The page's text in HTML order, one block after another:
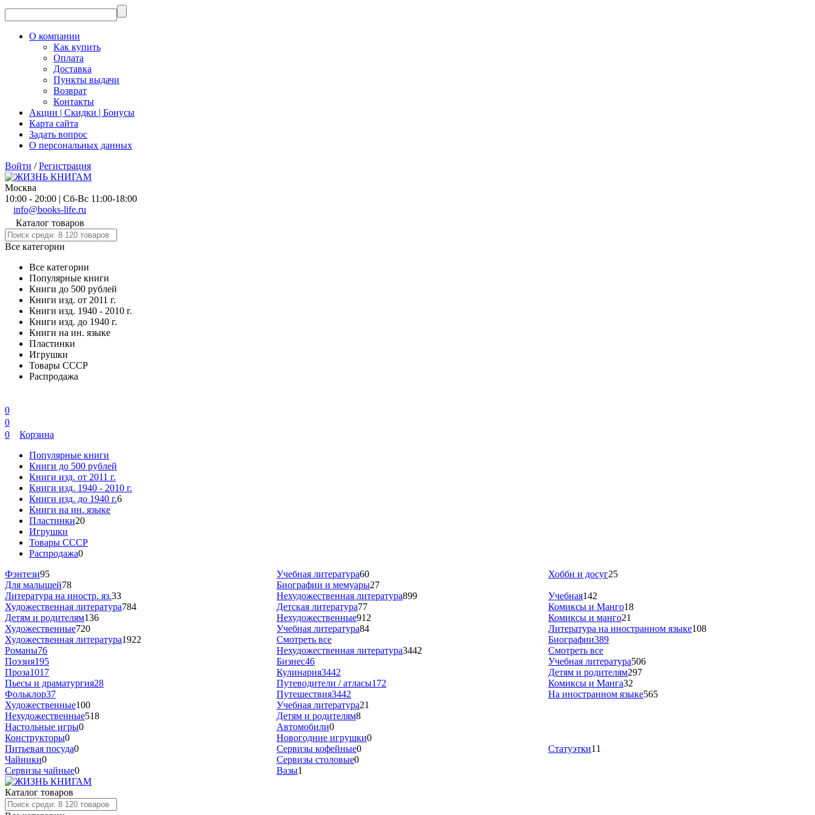
О компании
Как купить
Оплата
Доставка
Пункты выдачи
Возврат
Контакты
Акции | Скидки | Бонусы
Карта сайта
Задать вопрос
О персональных данных
Войти /Регистрация
Москва
10:00 - 20:00 | Сб-Вс 11:00-18:00
info@books-life.ru
Каталог товаров
Все категории
Все категории
Популярные книги
Книги до 500 рублей
Книги изд. от 2011 г.
Книги изд. 1940 - 2010 г.
Книги изд. до 1940 г.
Книги на ин. языке
Пластинки
Игрушки
Товары СССР
Распродажа
0
0
0
Корзина
Популярные книги
Книги до 500 рублей
Книги изд. от 2011 г.
Книги изд. 1940 - 2010 г.
Книги изд. до 1940 г.6
Книги на ин. языке
Пластинки20
Игрушки
Товары СССР
Распродажа0
Фэнтези95
Для малышей78
Учебная литература60
Биографии и мемуары27
Хобби и досуг25
Литература на иностр. яз.33
Художественная литература784
Нехудожественная литература899
Детская литература77
Учебная142
Комиксы и Манго18
Детям и родителям136
Художественные720
Нехудожественные912
Учебная литература84
Комиксы и манго21
Литература на иностранном языке108
Художественная литература1922
Романы76
Поэзия195
Проза1017
Пьесы и драматургия28
Фольклор37
Смотреть все
Нехудожественная литература3442
Бизнес46
Кулинария3442
Путеводители / атласы172
Путешествия3442
Биографии389
Смотреть все
Учебная литература506
Детям и родителям297
Комиксы и Манга32
На иностранном языке565
Художественные100
Нехудожественные518
Учебная литература21
Детям и родителям8
Настольные игры0
Конструкторы0
Автомобили0
Новогодние игрушки0
Питьевая посуда0
Чайники0
Сервизы чайные0
Сервизы кофейные0
Сервизы столовые0
Вазы1
Статуэтки11
Каталог товаров